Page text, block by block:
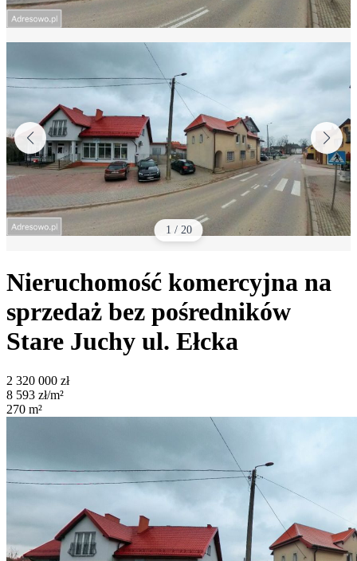
1 / 20
Nieruchomość komercyjna na
sprzedaż bez pośredników
Stare Juchy ul. Ełcka
2 320 000 zł
8 593 zł/m²
270 m²